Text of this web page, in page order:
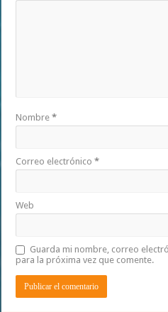
Nombre*
Correo electrónico*
Web
Guarda mi nombre, correo
para la próxima vez que comente.